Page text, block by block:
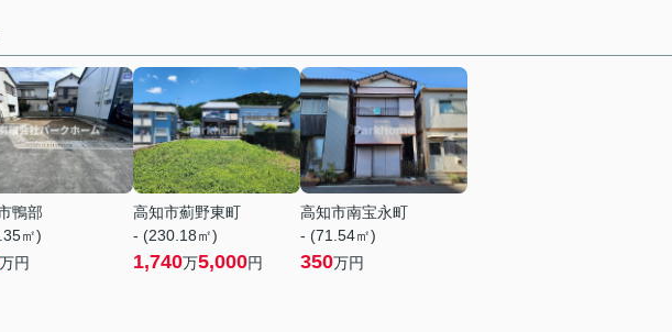
鴨部
㎡)
万円
高知市薊野東町
- (230.18㎡)
1,740万5,000円
高知市南宝永町
- (71.54㎡)
350万円